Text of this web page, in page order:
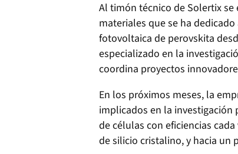
Al timón técnico de Solertix se
materiales que se ha
fotovoltaica de perovskita
especializado en la
coordina proyectos
En los próximos meses, la
implicados en la investigación
de células con eficiencias
de silicio cristalino, y hacia un